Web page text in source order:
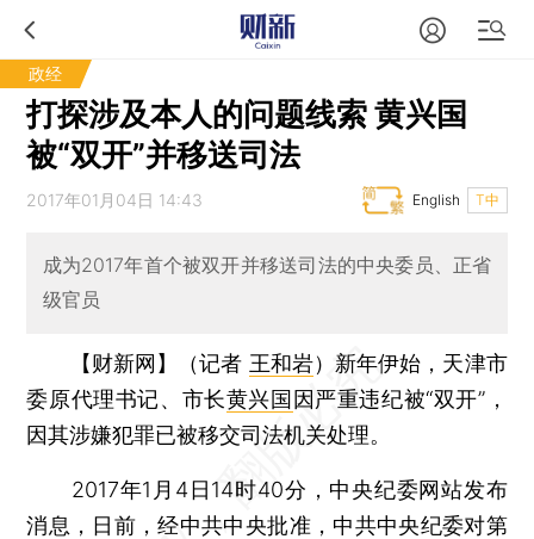
政经
打探涉及本人的问题线索 黄兴国
被“双开”并移送司法
2017年01月04日 14:43 T中
English
成为2017年首个被双开并移送司法的中央委员、正省
级官员
【财新网】（记者 王和岩） 新年伊始，天津市
委原代理书记、市长黄兴国 因严重违纪被“双开”，
因其涉嫌犯罪已被移交司法机关处理。
2017年1月4日14时40分，中央纪委网站发布
消息，日前，经中共中央批准，中共中央纪委对第